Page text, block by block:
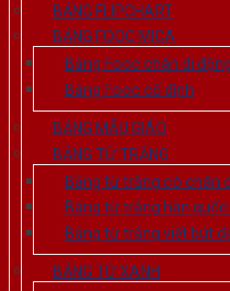
BẢNG FLIPCHART
BẢNG FOOC MICA
Bảng Fooc chân di động
Bảng Fooc cố định
BẢNG MẪU GIÁO
BẢNG TỪ TRẮNG
Bảng từ trắng có chân
Bảng từ trắng hàn
Bảng từ trắng viết bút
BẢNG TỪ XANH